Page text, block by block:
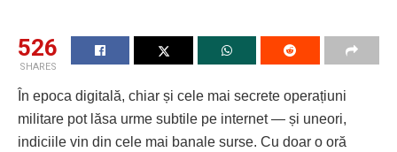
526
SHARES
În epoca digitală, chiar și cele mai secrete operațiuni
militare pot lăsa urme subtile pe internet — și uneori,
indiciile vin din cele mai banale surse. Cu doar o oră